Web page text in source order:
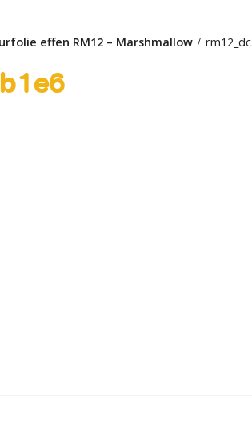
effen RM12 – Marshmallow